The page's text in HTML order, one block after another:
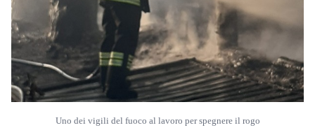
Uno dei vigili del fuoco al lavoro per spegnere il rogo